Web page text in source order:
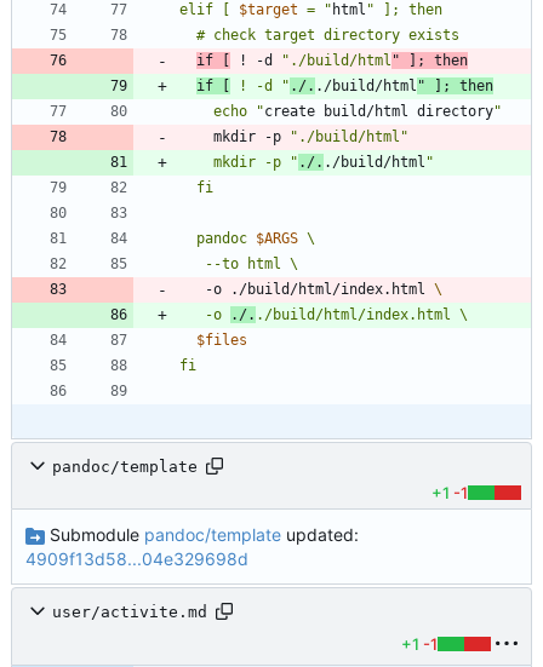
elif [ $target = " html
if
! -d "./build/html " ;
then
if [
! -d " ./. ./build/html
    echo "
create build/html directory
    mkdir -p
"./build/html"
    mkdir -p "
./. ./build/html "
  pandoc
$ARGS
   -o ./build/html/index.html
   -o
./.
$files
pandoc/template
+1 -1
Submodule pandoc/templateupdated:
4909f13d58...04e329698d
user/activite.md
+1 -1